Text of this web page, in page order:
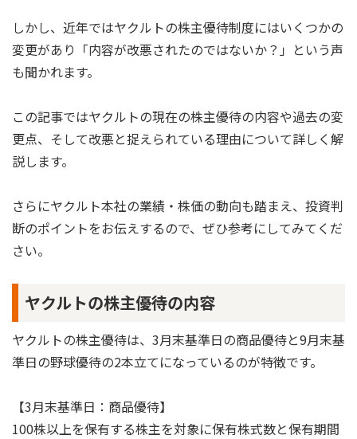
しかし、近年ではヤクルトの株主優待制度にはいくつかの
変更があり「内容が改悪されたのではないか？」という声
も聞かれます。
この記事ではヤクルトの現在の株主優待の内容や過去の変
更点、そして改悪と捉えられている理由について詳しく解
説します。
さらにヤクルト本社の業績・株価の動向も踏まえ、投資判
断のポイントをお伝えするので、ぜひ参考にしてみてくだ
さい。
ヤクルトの株主優待の内容
ヤクルトの株主優待は、3月末基準日の商品優待と9月末基
準日の野球優待の2本立てになっているのが特徴です。
【3月末基準日：商品優待】
100株以上を保有する株主を対象に保有株式数と保有期間